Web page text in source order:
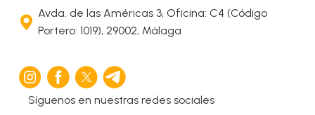
Avda. de las Américas 3, Oficina: C4 (Código
Portero: 1019), 29002, Málaga
Síguenos en nuestras redes sociales